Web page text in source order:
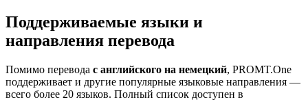
Поддерживаемые языки и
направления перевода
Помимо перевода с английского на немецкий, PROMT.One
поддерживает и другие популярные языковые направления —
всего более 20 языков. Полный список доступен в